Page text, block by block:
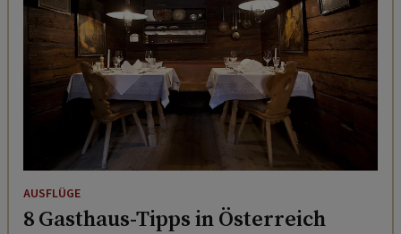
AUSFLÜGE
8 Gasthaus-Tipps in Österreich